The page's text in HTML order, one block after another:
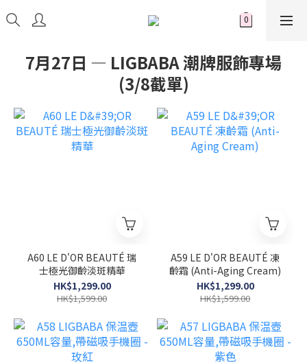
7月27日 — LIGBABA 潮牌服飾專場
(3/8截單)
A60 LE D'OR BEAUTÉ 瑞
士極光御齡淡斑精華
HK$1,299.00
HK$1,599.00
A59 LE D'OR BEAUTÉ 凍
齡霜 (Anti-Aging Cream)
HK$1,299.00
HK$1,599.00